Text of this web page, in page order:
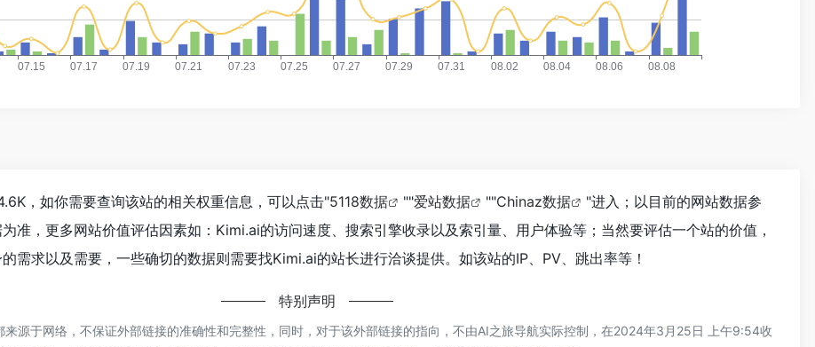
，如你需要查询该站的相关权重信息，可以点击"5118数据 ""爱站数据 ""Chinaz数据
"进入；以目前的网站数据参
准，更多网站价值评估因素如：Kimi.ai的访问速度、搜索引擎收录以及索引量、用户体验等；当然要评估一个站的价值，
需求以及需要，一些确切的数据则需要找Kimi.ai的站长进行洽谈提供。如该站的IP、PV、跳出率等！
特别声明
来源于网络，不保证外部链接的准确性和完整性，同时，对于该外部链接的指向，不由AI之旅导航实际控制，在2024年3月25日 上午9:54收